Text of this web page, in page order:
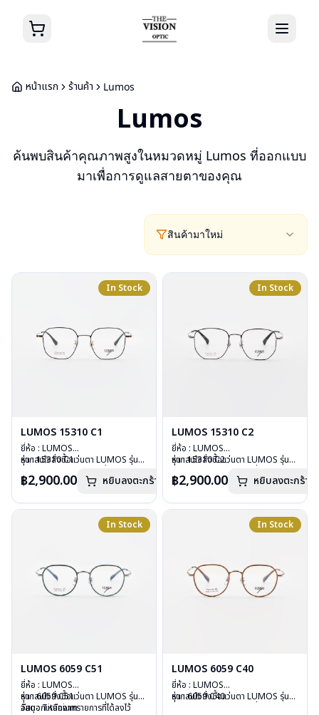
หน้าแรก ร้านค้า Lumos
Lumos
ค้นพบสินค้าคุณภาพสูงในหมวดหมู่ Lumos ที่ออกแบบ
มาเพื่อการดูแลสายตาของคุณ
สินค้ามาใหม่
In Stock
LUMOS 15310 C1
ยี่ห้อ : LUMOS
รุ่น : 15310 C1
เลนส์ : Demo Lens
น้ำหนัก : 16 กรัม
อุปกรณ์ : กล่องแว่น , ผ้าเช็ดแว่น
หากสนใจสั่งชื้อแว่นตา LUMOS รุ่น
กรุณาติดต่อเราคลิก
฿2,900.00 หยิบลงตะกร้า
In Stock
LUMOS 15310 C2
ยี่ห้อ : LUMOS
รุ่น : 15310 C2
เลนส์ : Demo Lens
น้ำหนัก : 16 กรัม
อุปกรณ์ : กล่องแว่น , ผ้าเช็ดแว่น
หากสนใจสั่งชื้อแว่นตา LUMOS รุ่น
กรุณาติดต่อเราคลิก
฿2,900.00 หยิบลงตะกร้า
In Stock
LUMOS 6059 C51
ยี่ห้อ : LUMOS
รุ่น : 6059 C51
วัสดุ : Titanium
หากสนใจสั่งชื้อแว่นตา LUMOS รุ่น
อื่นนอกเหนือจากรายการที่ได้ลงไว้
In Stock
LUMOS 6059 C40
ยี่ห้อ : LUMOS
รุ่น : 6059 C40
หากสนใจสั่งชื้อแว่นตา LUMOS รุ่น